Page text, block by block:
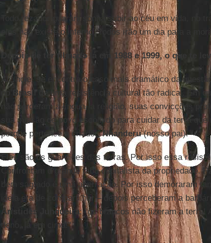
Todo rezador guarani sonha subir ao céu em vida, no
eles não existe o inferno. Todos irão um dia para a
Depois de ter filmado lá em 1988 e 1999, o que te
Ali, hoje, se encontra o caso mais dramático da
no
Brasilde uma resistência cultural tão radical. Em
não perderam a língua, a religião, suas convicções
sua missão de povo escolhido para cuidar da terra
porque pertence a criador,Nhanderu(nosso pai).
Eles são os guardiões das terras. Por isso essa
Confrontam o grande tabu capitalista da propriedade.
bem sagrado é uma aberração. Por isso demoraram
ideia era de compartilhar – depois perceberam a
Aristides Junqueira: "os brancos não fizeram a terra!
dono, lá em cima!"